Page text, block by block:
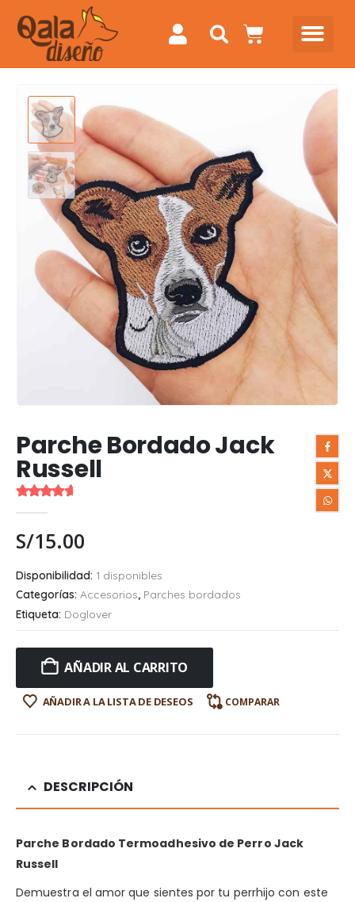
Parche Bordado Jack
Russell
S/15.00
Disponibilidad: 1 disponibles
Categorías: Accesorios, Parches bordados
Etiqueta: Doglover
AÑADIR AL CARRITO
AÑADIR A LA LISTA DE DESEOS COMPARAR
DESCRIPCIÓN
Parche Bordado Termoadhesivo de Perro Jack
Russell
Demuestra el amor que sientes por tu perrhijo con este